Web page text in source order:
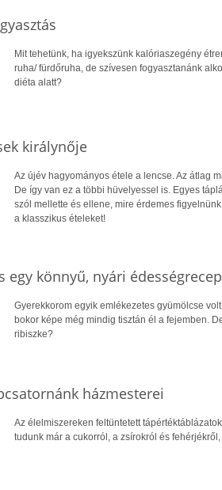
Mit tehetünk, ha igyekszünk kalóriaszegény
ruha/ fürdőruha, de szívesen fogyasztanánk
diéta alatt?
királynője
Az újév hagyományos étele a lencse. Az átlag
De így van ez a többi hüvelyessel is. Egyes
szól mellette és ellene, mire érdemes
a klasszikus ételeket!
egy könnyű, nyári
Gyerekkorom egyik emlékezetes gyümölcse
bokor képe még mindig tisztán él a fejemben.
ribiszke?
házmesterei
Az élelmiszereken feltüntetett
tudunk már a cukorról, a zsírokról és